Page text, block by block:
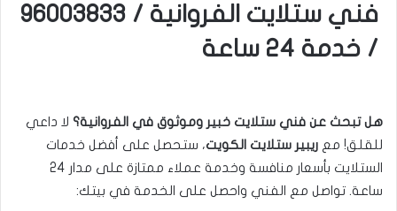
فني ستلايت الفروانية / 96003833
/ خدمة 24 ساعة
هل تبحث عن فني ستلايت خبير وموثوق في الفروانية؟ لا داعي
للقلق! مع ريبير ستلايت الكويت، ستحصل على أفضل خدمات
الستلايت بأسعار منافسة وخدمة عملاء ممتازة على مدار 24
ساعة. تواصل مع الفني واحصل على الخدمة في بيتك: